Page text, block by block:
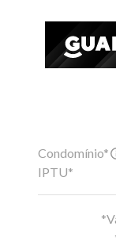
Condomínio*
IPTU*